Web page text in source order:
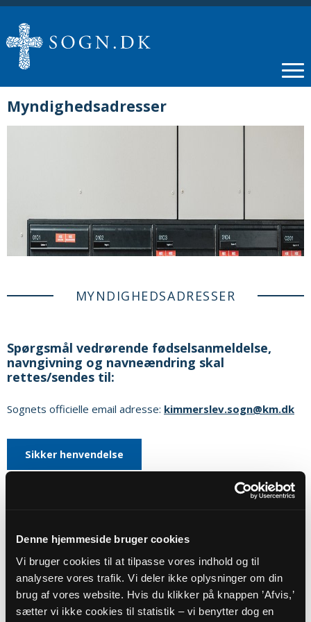
Denne hjemmeside bruger cookies
Vi bruger cookies til at tilpasse vores indhold og til
analysere vores trafik. Vi deler ikke oplysninger om din
brug af vores website. Hvis du klikker på knappen ’Afvis,’
sætter vi ikke cookies til statistik – vi benytter dog en
Myndighedsadresser
MYNDIGHEDSADRESSER
Spørgsmål vedrørende fødselsanmeldelse,
navngivning og navneændring skal
rettes/sendes til:
Sognets officielle email adresse: kimmerslev.sogn@km.dk
Sikker henvendelse
Hovedgaden 72
4140Borup
E-mail: borup.sognkoege@km.dk
Hjemmeside:https://www.borupkirke.dk